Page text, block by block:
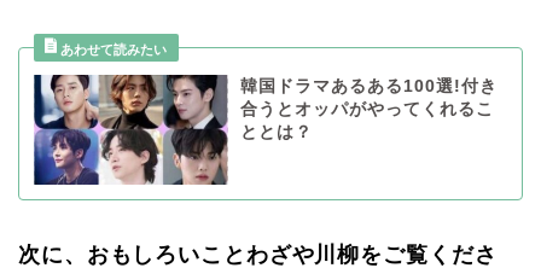
韓国ドラマあるある100選!付き
合うとオッパがやってくれるこ
ととは？
次に、おもしろいことわざや川柳をご覧くださ